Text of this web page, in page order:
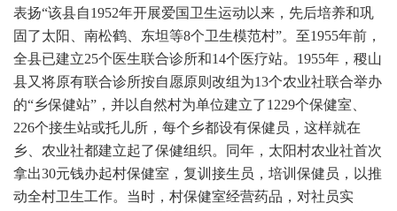
表扬“该县自1952年开展爱国卫生运动以来，先后培养和巩
固了太阳、南松鹤、东坦等8个卫生模范村”。至1955年前，
全县已建立25个医生联合诊所和14个医疗站。1955年，稷山
县又将原有联合诊所按自愿原则改组为13个农业社联合举办
的“乡保健站”，并以自然村为单位建立了1229个保健室、
226个接生站或托儿所，每个乡都设有保健员，这样就在
乡、农业社都建立起了保健组织。同年，太阳村农业社首次
拿出30元钱办起村保健室，复训接生员，培训保健员，以推
动全村卫生工作。当时，村保健室经营药品，对社员实